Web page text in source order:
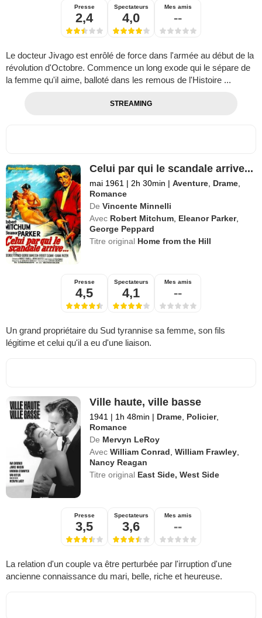
Presse
2,4
Spectateurs
4,0
Mes amis
--
Le docteur Jivago est enrôlé de force dans l'armée au début de la
révolution d'Octobre. Commence un long exode qui le sépare de
la femme qu'il aime, balloté dans les remous de l'Histoire ...
STREAMING
Celui par qui le scandale arrive...
mai 1961 | 2h 30min | Aventure Drame
Romance
De Vincente Minnelli
Avec Robert Mitchum Eleanor Parker,
George Peppard
Titre original Home from the Hill
Presse
4,5
Spectateurs
4,1
Mes amis
--
Un grand propriétaire du Sud tyrannise sa femme, son fils
légitime et celui qu'il a eu d'une liaison.
Ville haute, ville basse
1941 | 1h 48min | Drame Policier,
Romance
De Mervyn LeRoy
Avec William Conrad ,William Frawley
Nancy Reagan
Titre original East Side, West Side
Presse
3,5
Spectateurs
3,6
Mes amis
--
La relation d'un couple va être perturbée par l'irruption d'une
ancienne connaissance du mari, belle, riche et heureuse.